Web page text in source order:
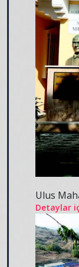
Ulus
Detaylar